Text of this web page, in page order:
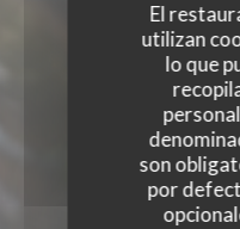
El
utilizan
lo que
son
por